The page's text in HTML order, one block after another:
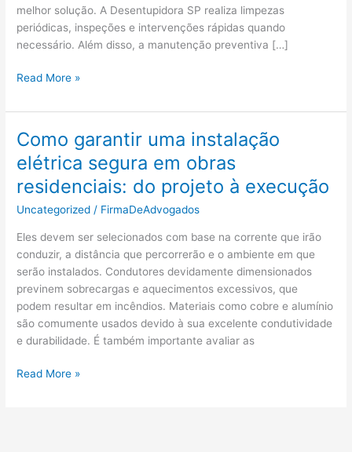
melhor solução. A Desentupidora SP realiza limpezas
periódicas, inspeções e intervenções rápidas quando
necessário. Além disso, a manutenção preventiva […]
Como
O
Bom
Funcionamento
Do
Sistema
De
Esgoto
Read More »
Como garantir uma instalação
elétrica segura em obras
residenciais: do projeto à execução
Uncategorized / FirmaDeAdvogados
Eles devem ser selecionados com base na corrente que irão
conduzir, a distância que percorrerão e o ambiente em que
serão instalados. Condutores devidamente dimensionados
previnem sobrecargas e aquecimentos excessivos, que
podem resultar em incêndios. Materiais como cobre e alumínio
são comumente usados devido à sua excelente condutividade
e durabilidade. É também importante avaliar as
Como
Read More »